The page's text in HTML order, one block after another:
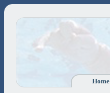
Home